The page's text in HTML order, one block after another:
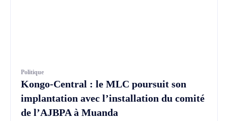
Politique
Kongo-Central : le MLC poursuit son
implantation avec l’installation du comité
de l’AJBPA à Muanda